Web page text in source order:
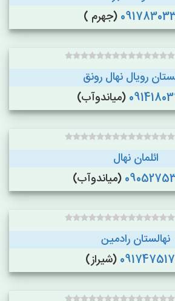
(جهرم )
رویال نهال رونق
(میاندوآب)
ائلمان نهال
(میاندوآب)
نهالستان رادمین
(شیراز)